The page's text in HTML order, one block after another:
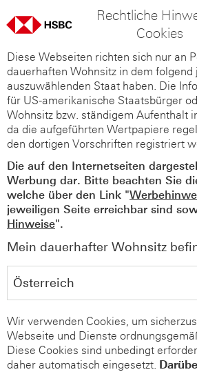
Rechtliche
Cookies
Diese Webseiten richten sich nur an
dauerhaften Wohnsitz in dem folgend
auszuwählenden Staat haben. Die
für US-amerikanische Staatsbürger
Wohnsitz bzw. ständigem Aufenthalt
da die aufgeführten Wertpapiere
den dortigen Vorschriften registriert
Die auf den Internetseiten
Werbung dar. Bitte beachten Sie
welche über den Link "
jeweiligen Seite erreichbar sind
Hinweise".
Mein dauerhafter Wohnsitz
Wir verwenden Cookies, um
Webseite und Dienste
Diese Cookies sind unbedingt
daher automatisch eingesetzt.